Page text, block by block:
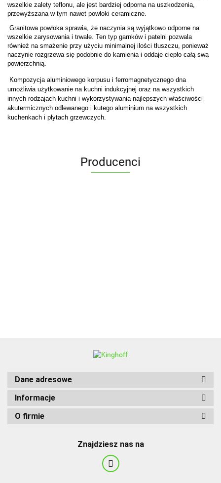
wszelkie zalety teflonu, ale jest bardziej odporna na uszkodzenia,
przewyższana w tym nawet powłoki ceramiczne.
Granitowa powłoka sprawia, że naczynia są wyjątkowo odporne na
wszelkie zarysowania i trwałe. Ten typ garnków i patelni pozwala
również na smażenie przy użyciu minimalnej ilości tłuszczu, ponieważ
naczynie rozgrzewa się podobnie do kamienia i oddaje ciepło całą swą
powierzchnią.
Kompozycja aluminiowego korpusu i ferromagnetycznego dna
umożliwia użytkowanie na kuchni indukcyjnej oraz na wszystkich
innych rodzajach kuchni i wykorzystywania najlepszych właściwości
akutermicznych odlewanego i kutego aluminium na wszystkich
kuchenkach i płytach grzewczych.
Producenci
Dane adresowe
Informacje
O firmie
Znajdziesz nas na